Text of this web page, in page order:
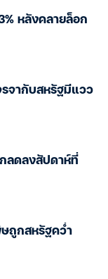
หลังคลายล็อก
รจากับสหรัฐมีแวว
ลดลงสัปดาห์ที่
ษถูกสหรัฐคว่ำ